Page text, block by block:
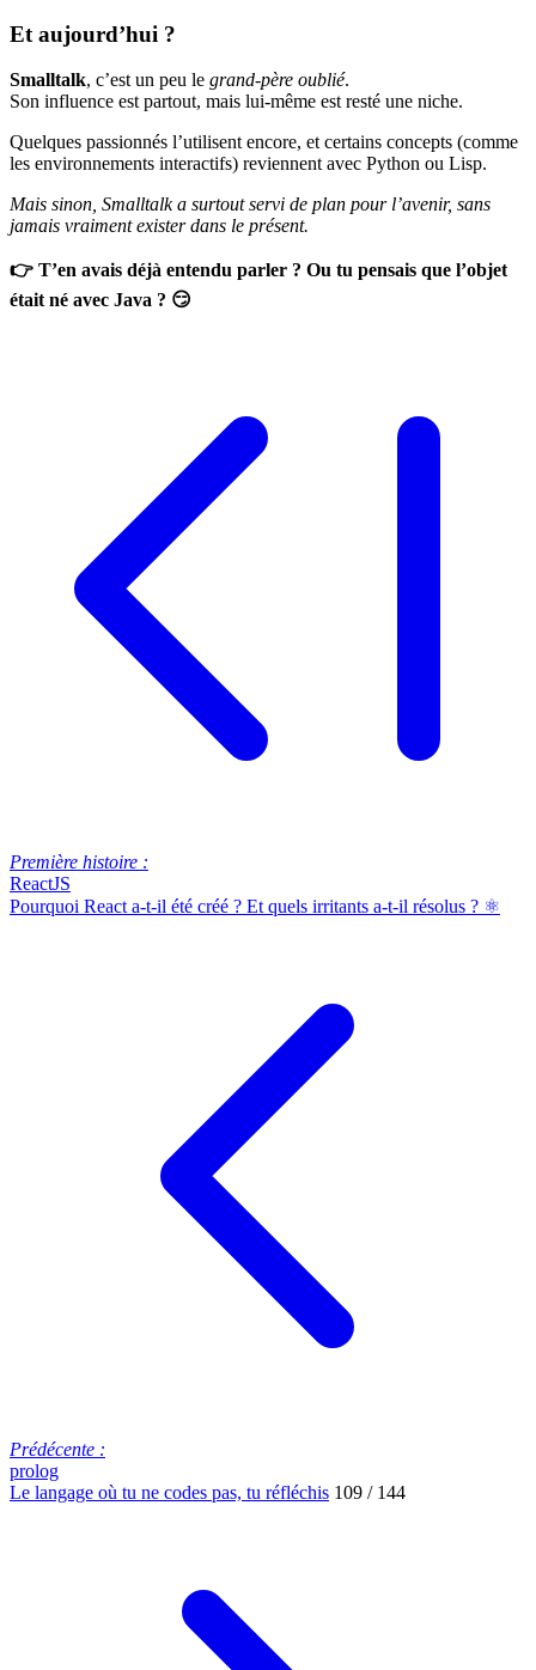
Et aujourd’hui ?
Smalltalk, c’est un peu le grand-père oublié.
Son influence est partout, mais lui-même est resté une niche.
Quelques passionnés l’utilisent encore, et certains concepts (comme
les environnements interactifs) reviennent avec Python ou Lisp.
Mais sinon, Smalltalk a surtout servi de plan pour l’avenir, sans
jamais vraiment exister dans le présent.
👉 T’en avais déjà entendu parler ? Ou tu pensais que l’objet
était né avec Java ? 😏
Première histoire :
ReactJS
Pourquoi React a-t-il été créé ? Et quels irritants a-t-il résolus ? ⚛️
Prédécente :
prolog
Le langage où tu ne codes pas, tu réfléchis 109 / 144